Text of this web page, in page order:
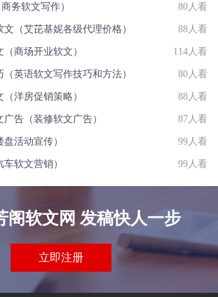
务软文写作） 80人看
（艾芘基妮各级代理价格） 88人看
商场开业软文） 114人看
英语软文写作技巧和方法） 80人看
洋房促销策略） 88人看
告（装修软文广告） 87人看
活动宣传） 99人看
软文营销） 99人看
阁软文网 发稿快人一步
立即注册